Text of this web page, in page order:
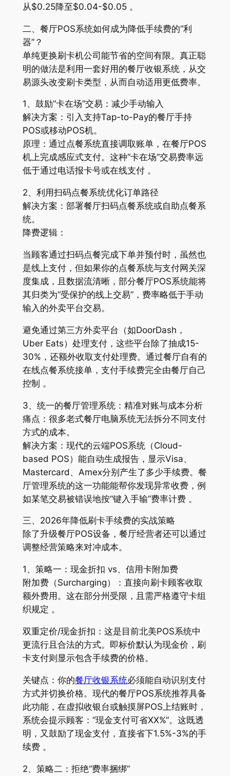
从$0.25降至$0.04-$0.05 。
二、餐厅POS系统如何成为降低手续费的“利
器”？
单纯更换刷卡机公司能节省的空间有限。真正聪
明的做法是利用一套好用的餐厅收银系统，从交
易源头改变刷卡类型，从而自动适用更低费率。
1、鼓励“卡在场”交易：减少手动输入
解决方案：引入支持Tap-to-Pay的餐厅手持
POS或移动POS机。
原理：通过点餐系统直接调取账单，在餐厅POS
机上完成感应式支付。这种“卡在场”交易费率远
低于通过电话报卡号或在线支付 。
2、利用扫码点餐系统优化订单路径
解决方案：部署餐厅扫码点餐系统或自助点餐系
统。
降费逻辑：
当顾客通过扫码点餐完成下单并预付时，虽然也
是线上支付，但如果你的点餐系统与支付网关深
度集成，且数据流清晰，部分餐厅POS系统能将
其归类为“受保护的线上交易”，费率略低于手动
输入的外卖平台交易。
避免通过第三方外卖平台（如DoorDash，
Uber Eats）处理支付，这些平台除了抽成15-
30%，还额外收取支付处理费。通过餐厅自有的
在线点餐系统接单，支付手续费完全由餐厅自己
控制 。
3、统一的餐厅管理系统：精准对账与成本分析
痛点：很多老式餐厅电脑系统无法拆分不同支付
方式的成本。
解决方案：现代的云端POS系统（Cloud-
based POS）能自动生成报告，显示Visa、
Mastercard、Amex分别产生了多少手续费。餐
厅管理系统的这一功能能帮你发现异常收费，例
如某笔交易被错误地按“键入手输”费率计费 。
三、2026年降低刷卡手续费的实战策略
除了升级餐厅POS设备，餐厅经营者还可以通过
调整经营策略来对冲成本。
1、策略一：现金折扣 vs、信用卡附加费
附加费（Surcharging）：直接向刷卡顾客收取
额外费用。这在部分州受限，且需严格遵守卡组
织规定 。
双重定价/现金折扣：这是目前北美POS系统中
更流行且合法的方式。即标价默认为现金价，刷
卡支付则显示包含手续费的价格。
关键点：你的餐厅收银系统必须能自动识别支付
方式并切换价格。现代的餐厅POS系统推荐具备
此功能，在虚拟收银台或触摸屏POS上结账时，
系统会提示顾客：“现金支付可省XX%”。这既透
明，又鼓励了现金支付，直接省下1.5%-3%的手
续费 。
2、策略二：拒绝“费率捆绑”